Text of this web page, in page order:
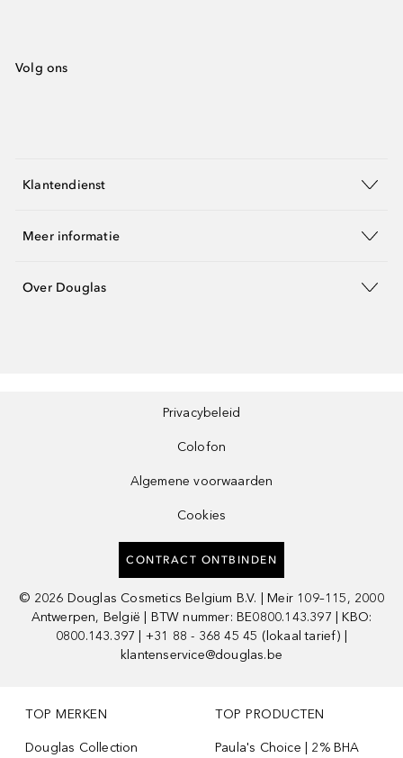
Volg ons
Klantendienst
Meer informatie
Over Douglas
Privacybeleid
Colofon
Algemene voorwaarden
Cookies
CONTRACT ONTBINDEN
© 2026 Douglas Cosmetics Belgium B.V. | Meir 109–115, 2000
Antwerpen, België | BTW nummer: BE0800.143.397 | KBO:
0800.143.397 | +31 88 - 368 45 45 (lokaal tarief) |
klantenservice@douglas.be
TOP MERKEN
Douglas Collection
TOP PRODUCTEN
Paula's Choice | 2% BHA